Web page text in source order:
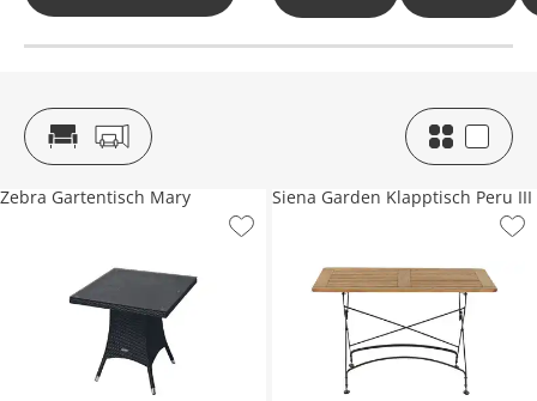
Zebra Gartentisch Mary Siena Garden Klapptisch Peru III